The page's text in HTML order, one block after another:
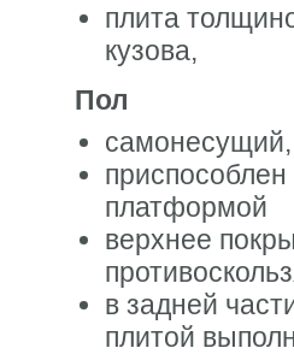
плита
кузова,
Пол
платформой
верхнее
в задней
плитой